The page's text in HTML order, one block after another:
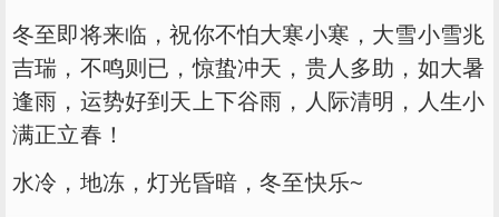
冬至即将来临，祝你不怕大寒小寒，大雪小雪兆
吉瑞，不鸣则已，惊蛰冲天，贵人多助，如大暑
逢雨，运势好到天上下谷雨，人际清明，人生小
满正立春！
水冷，地冻，灯光昏暗，冬至快乐~